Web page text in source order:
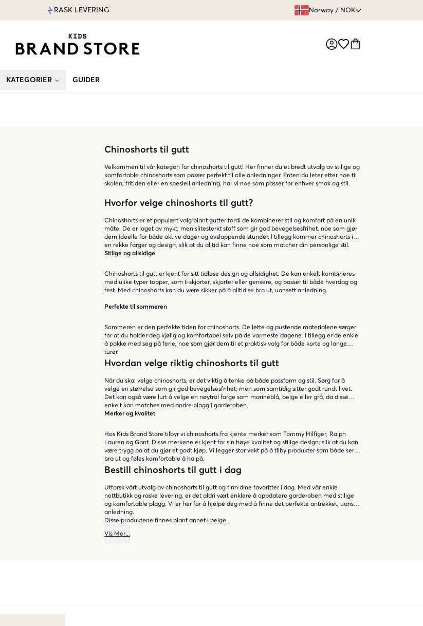
RASK LEVERING Norway / NOK
KATEGORIER GUIDER
Chinoshorts til gutt
Velkommen til vår kategori for chinoshorts til gutt! Her finner du et bredt utvalg av stilige og
komfortable chinoshorts som passer perfekt til alle anledninger. Enten du leter etter noe til
skolen, fritiden eller en spesiell anledning, har vi noe som passer for enhver smak og stil.
Hvorfor velge chinoshorts til gutt?
Chinoshorts er et populært valg blant gutter fordi de kombinerer stil og komfort på en unik
måte. De er laget av mykt, men slitesterkt stoff som gir god bevegelsesfrihet, noe som gjør
dem ideelle for både aktive dager og avslappende stunder. I tillegg kommer chinoshorts i
en rekke farger og design, slik at du alltid kan finne noe som matcher din personlige stil.
Stilige og allsidige
Chinoshorts til gutt er kjent for sitt tidløse design og allsidighet. De kan enkelt kombineres
med ulike typer topper, som t-skjorter, skjorter eller gensere, og passer til både hverdag og
fest. Med chinoshorts kan du være sikker på å alltid se bra ut, uansett anledning.
Perfekte til sommeren
Sommeren er den perfekte tiden for chinoshorts. De lette og pustende materialene sørger
for at du holder deg kjølig og komfortabel selv på de varmeste dagene. I tillegg er de enkle
å pakke med seg på ferie, noe som gjør dem til et praktisk valg for både korte og lange
turer.
Hvordan velge riktig chinoshorts til gutt
Når du skal velge chinoshorts, er det viktig å tenke på både passform og stil. Sørg for å
velge en størrelse som gir god bevegelsesfrihet, men som samtidig sitter godt rundt livet.
Det kan også være lurt å velge en nøytral farge som marineblå, beige eller grå, da disse
enkelt kan matches med andre plagg i garderoben.
Merker og kvalitet
Hos Kids Brand Store tilbyr vi chinoshorts fra kjente merker som Tommy Hilfiger, Ralph
Lauren og Gant. Disse merkene er kjent for sin høye kvalitet og stilige design, slik at du kan
være trygg på at du gjør et godt kjøp. Vi legger stor vekt på å tilby produkter som både ser
bra ut og føles komfortable å ha på.
Bestill chinoshorts til gutt i dag
Utforsk vårt utvalg av chinoshorts til gutt og finn dine favoritter i dag. Med vår enkle
nettbutikk og raske levering, er det aldri vært enklere å oppdatere garderoben med stilige
og komfortable plagg. Vi er her for å hjelpe deg med å finne det perfekte antrekket, uansett
anledning.
Disse produktene finnes blant annet i beige.
Vis Mer...